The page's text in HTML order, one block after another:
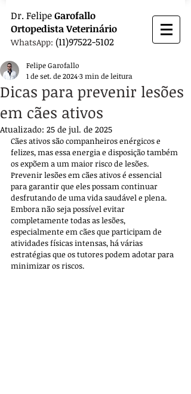
Dr. FelipeGarofallo
OrtopedistaVeterinário
WhatsApp: (11)97522-5102
Dicas para prevenir lesões
em cães ativos
Felipe Garofallo
1 de set. de 20243 min de leitura
Atualizado: 25 de jul. de 2025
Cães ativos são companheiros enérgicos e
felizes, mas essa energia e disposição também
os expõem a um maior risco de lesões.
Prevenir lesões em cães ativos é essencial
para garantir que eles possam continuar
desfrutando de uma vida saudável e plena.
Embora não seja possível evitar
completamente todas as lesões,
especialmente em cães que participam de
atividades físicas intensas, há várias
estratégias que os tutores podem adotar para
minimizar os riscos.